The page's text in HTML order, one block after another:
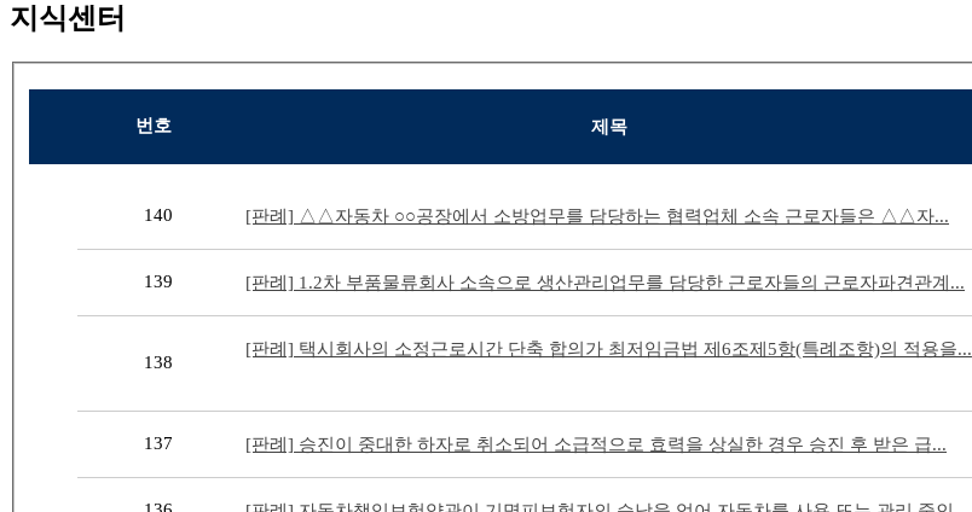
지식센터
번호 제목
140 [판례] △△자동차 ○○공장에서 소방업무를 담당하는 협력업체 소속 근로자들은 △△자...
139 [판례] 1.2차 부품물류회사 소속으로 생산관리업무를 담당한 근로자들의 근로자파견관계...
138
[판례] 택시회사의 소정근로시간 단축 합의가 최저임금법 제6조제5항(특례조항)의 적용을...
137 [판례] 승진이 중대한 하자로 취소되어 소급적으로 효력을 상실한 경우 승진 후 받은 급...